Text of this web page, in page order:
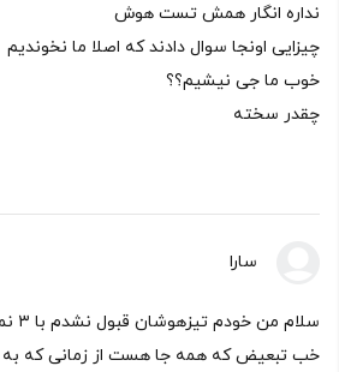
نداره انگار همش تست هوش
چیزایی اونجا سوال دادند که اصلا ما نخوندیم
خوب ما جی نیشیم؟؟
چقدر سخته
سارا
سلام من خودم تیزهوشان قبول نشدم با ۳ نمره فقط قبول نشدم
خب تبعیض که همه جا هست از زمانی که به